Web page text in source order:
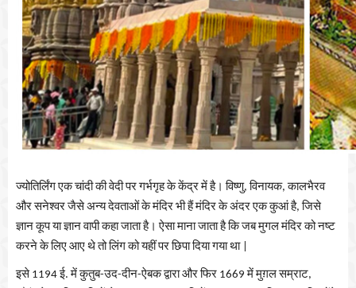
ज्योतिर्लिंग एक चांदी की वेदी पर गर्भगृह के केंद्र में है। विष्णु, विनायक, कालभैरव
और सनेश्वर जैसे अन्य देवताओं के मंदिर भी हैं मंदिर के अंदर एक कुआं है, जिसे
ज्ञान कूप या ज्ञान वापी कहा जाता है। ऐसा माना जाता है कि जब मुगल मंदिर को नष्ट
करने के लिए आए थे तो लिंग को यहीं पर छिपा दिया गया था |
इसे 1194 ई. में कुतुब-उद-दीन-ऐबक द्वारा और फिर 1669 में मुग़ल सम्राट,